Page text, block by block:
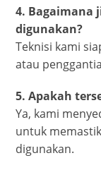
4. Bagaimana
digunakan?
Teknisi kami
atau
5. Apakah
Ya, kami
untuk
digunakan.